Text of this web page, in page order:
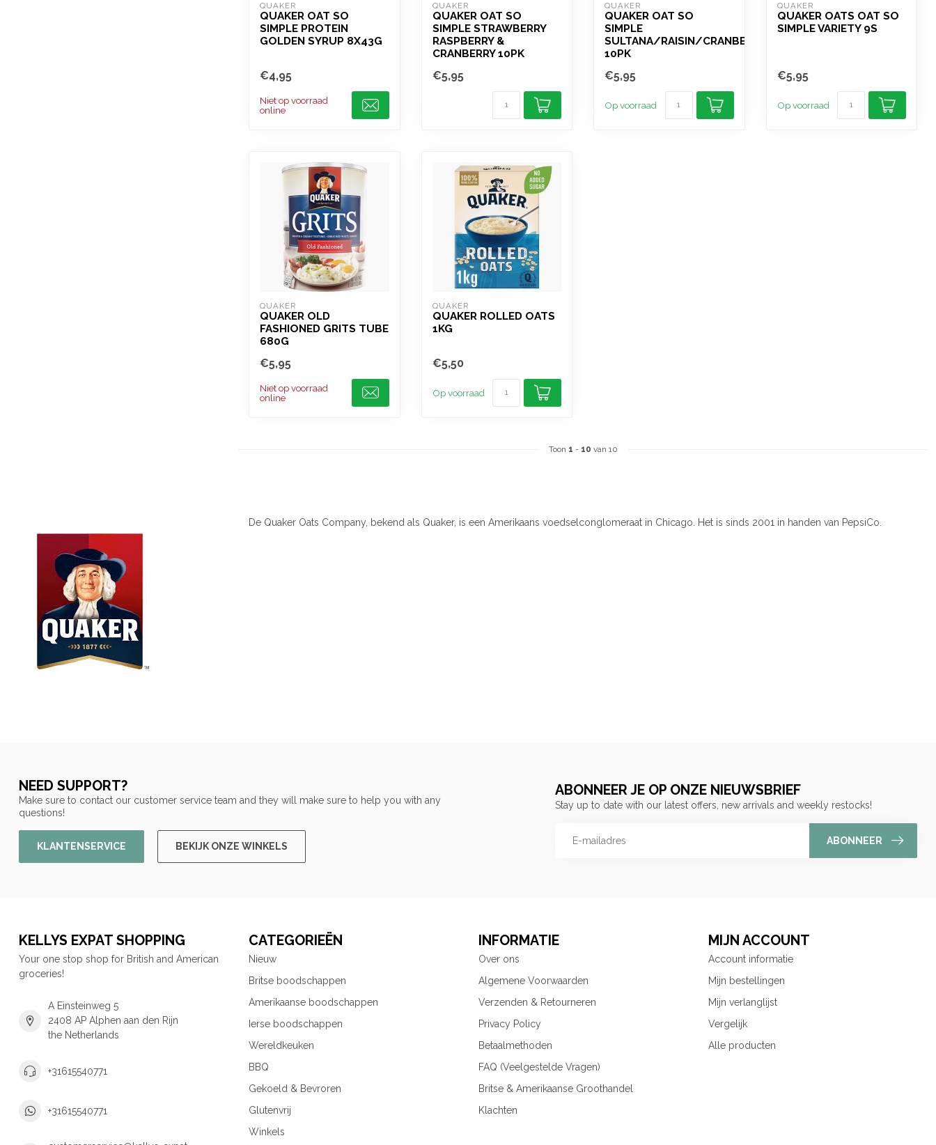
QUAKER
QUAKER OAT SO
SIMPLE PROTEIN
GOLDEN SYRUP 8X43G
€4,95
Niet op voorraad
online
QUAKER
QUAKER OAT SO
SIMPLE STRAWBERRY
RASPBERRY &
CRANBERRY 10PK
€5,95
QUAKER
QUAKER OAT SO
SIMPLE
SULTANA/RAISIN/CRANBERRY/APPLE
10PK
€5,95
Op voorraad
QUAKER
QUAKER OATS OAT SO
SIMPLE VARIETY 9S
€5,95
Op voorraad
QUAKER
QUAKER OLD
FASHIONED GRITS TUBE
680G
€5,95
Niet op voorraad
online
QUAKER
QUAKER ROLLED OATS
1KG
€5,50
Op voorraad
Toon 1 - 10 van 10
De Quaker Oats Company, bekend als Quaker, is een Amerikaans voedselconglomeraat in Chicago. Het is sinds 2001 in handen van PepsiCo.
NEED SUPPORT?
Make sure to contact our customer service team and they will make sure to help you with any
questions!
KLANTENSERVICE BEKIJK ONZE WINKELS
ABONNEER JE OP ONZE NIEUWSBRIEF
Stay up to date with our latest offers, new arrivals and weekly restocks!
ABONNEER
KELLYS EXPAT SHOPPING
Your one stop shop for British and American
groceries!
A Einsteinweg 5
2408 AP Alphen aan den Rijn
the Netherlands
+31615540771
+31615540771
CATEGORIEËN
Nieuw
Britse boodschappen
Amerikaanse boodschappen
Ierse boodschappen
Wereldkeuken
BBQ
Gekoeld & Bevroren
Glutenvrij
Winkels
INFORMATIE
Over ons
Algemene Voorwaarden
Verzenden & Retourneren
Privacy Policy
Betaalmethoden
FAQ (Veelgestelde Vragen)
Britse & Amerikaanse Groothandel
Klachten
MIJN ACCOUNT
Account informatie
Mijn bestellingen
Mijn verlanglijst
Vergelijk
Alle producten